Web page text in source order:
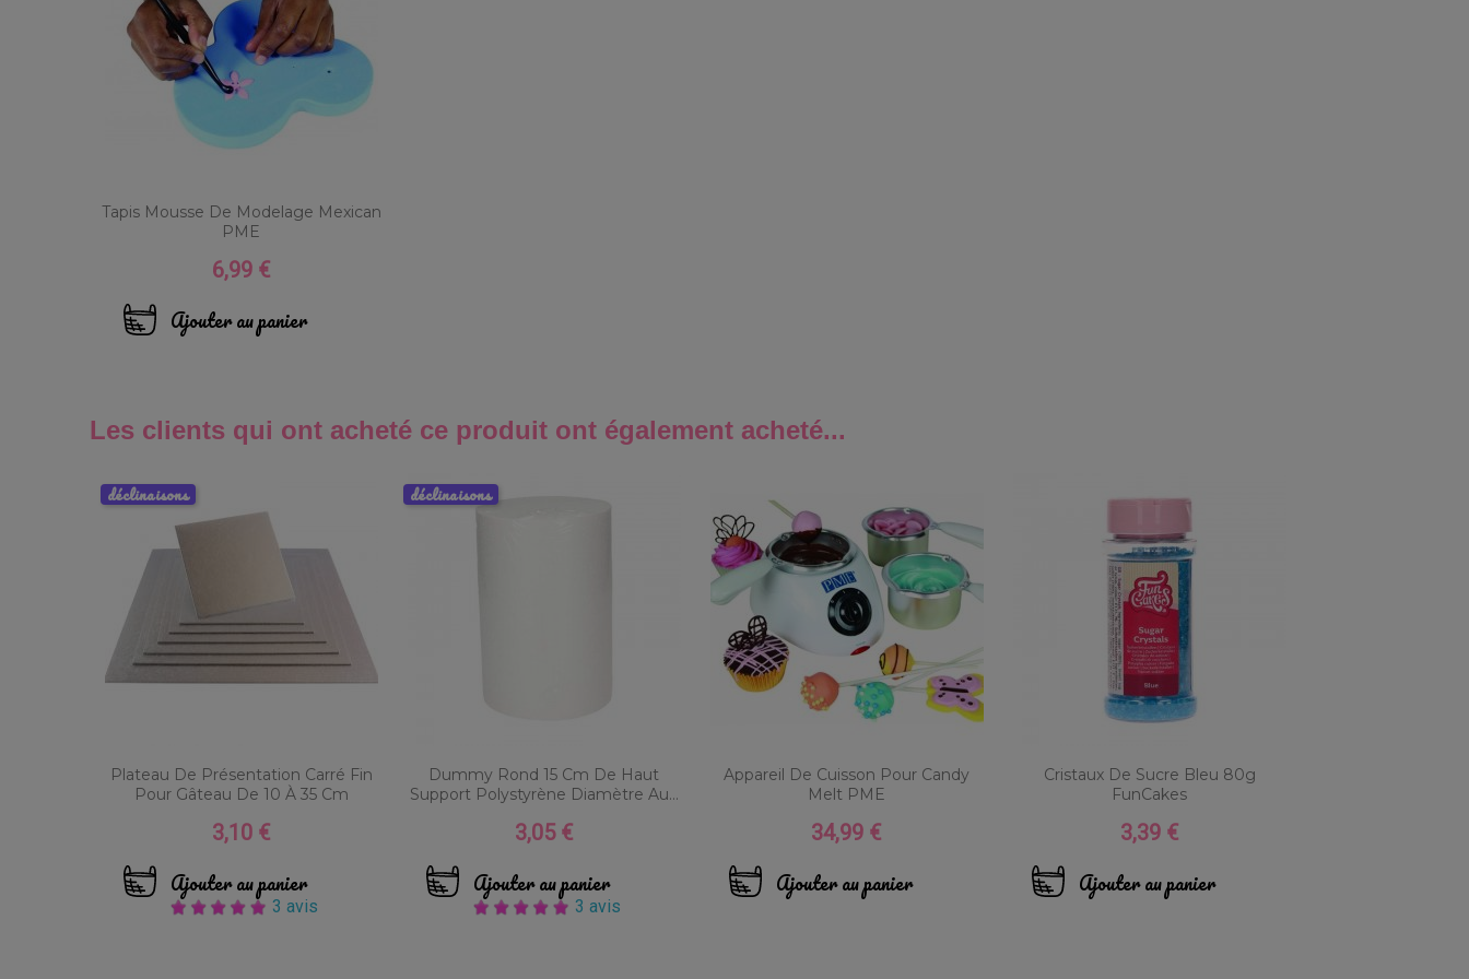
Tapis Mousse De Modelage Mexican
PME
Prix
6,99 €
Ajouter au panier
Les clients qui ont acheté ce produit ont également acheté...
Plateau De Présentation Carré Fin
Pour Gâteau De 10 À 35 Cm
Prix
3,10 €
Ajouter au panier
3 avis
déclinaisons
Dummy Rond 15 Cm De Haut
Support Polystyrène Diamètre Au...
Prix
3,05 €
Ajouter au panier
3 avis
déclinaisons
Appareil De Cuisson Pour Candy
Melt PME
Prix
34,99 €
Ajouter au panier
Cristaux De Sucre Bleu 80g
FunCakes
Prix
3,39 €
Ajouter au panier